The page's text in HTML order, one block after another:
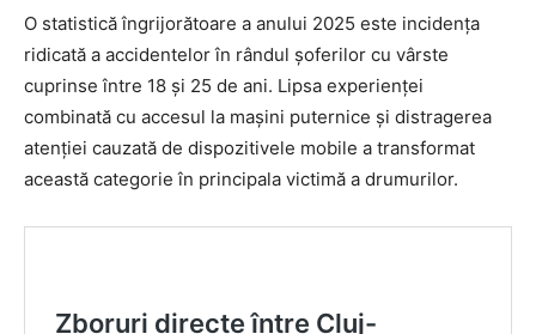
O statistică îngrijorătoare a anului 2025 este incidența
ridicată a accidentelor în rândul șoferilor cu vârste
cuprinse între 18 și 25 de ani. Lipsa experienței
combinată cu accesul la mașini puternice și distragerea
atenției cauzată de dispozitivele mobile a transformat
această categorie în principala victimă a drumurilor.